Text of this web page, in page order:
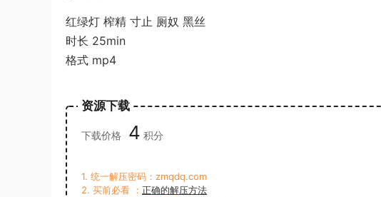
红绿灯 榨精 寸止 厕奴 黑丝
时长 25min
格式 mp4
资源下载
下载价格 4 积分
1. 统一解压密码：zmqdq.com
2. 买前必看 ： 正确的解压方法